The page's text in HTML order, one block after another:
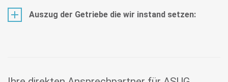
Auszug der Getriebe die wir instand setzen: